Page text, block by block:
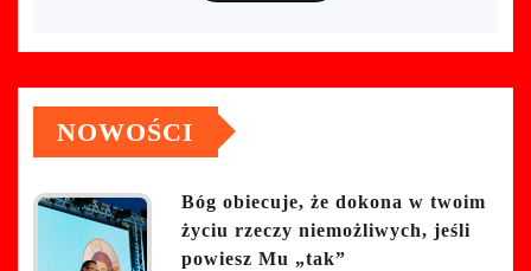
NOWOŚCI
Bóg obiecuje, że dokona w twoim
życiu rzeczy niemożliwych, jeśli
powiesz Mu „tak”